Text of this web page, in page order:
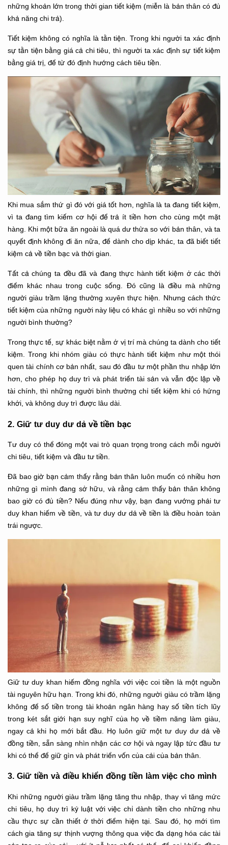
những khoản lớn trong thời gian tiết kiệm (miễn là bản thân có đủ
khả năng chi trả).
Tiết kiệm không có nghĩa là tằn tiện. Trong khi người ta xác định
sự tằn tiện bằng giá cả chi tiêu, thì người ta xác định sự tiết kiệm
bằng giá trị, để từ đó định hướng cách tiêu tiền.
Khi mua sắm thứ gì đó với giá tốt hơn, nghĩa là ta đang tiết kiệm,
vì ta đang tìm kiếm cơ hội để trả ít tiền hơn cho cùng một mặt
hàng. Khi một bữa ăn ngoài là quá dư thừa so với bản thân, và ta
quyết định không đi ăn nữa, để dành cho dịp khác, ta đã biết tiết
kiệm cả về tiền bạc và thời gian.
Tất cả chúng ta đều đã và đang thực hành tiết kiệm ở các thời
điểm khác nhau trong cuộc sống. Đó cũng là điều mà những
người giàu trầm lặng thường xuyên thực hiện. Nhưng cách thức
tiết kiệm của những người này liệu có khác gì nhiều so với những
người bình thường?
Trong thực tế, sự khác biệt nằm ở vị trí mà chúng ta dành cho tiết
kiệm. Trong khi nhóm giàu có thực hành tiết kiệm như một thói
quen tài chính cơ bản nhất, sau đó đầu tư một phần thu nhập lớn
hơn, cho phép họ duy trì và phát triển tài sản và vẫn độc lập về
tài chính, thì những người bình thường chỉ tiết kiệm khi có hứng
khởi, và không duy trì được lâu dài.
2. Giữ tư duy dư dả về tiền bạc
Tư duy có thể đóng một vai trò quan trọng trong cách mỗi người
chi tiêu, tiết kiệm và đầu tư tiền.
Đã bao giờ bạn cảm thấy rằng bản thân luôn muốn có nhiều hơn
những gì mình đang sở hữu, và rằng cảm thấy bản thân không
bao giờ có đủ tiền? Nếu đúng như vậy, bạn đang vướng phải tư
duy khan hiếm về tiền, và tư duy dư dả về tiền là điều hoàn toàn
trái ngược.
Giữ tư duy khan hiếm đồng nghĩa với việc coi tiền là một nguồn
tài nguyên hữu hạn. Trong khi đó, những người giàu có trầm lặng
không để số tiền trong tài khoản ngân hàng hay số tiền tích lũy
trong két sắt giới hạn suy nghĩ của họ về tiềm năng làm giàu,
ngay cả khi họ mới bắt đầu. Họ luôn giữ một tư duy dư dả về
đồng tiền, sẵn sàng nhìn nhận các cơ hội và ngay lập tức đầu tư
khi có thể để giữ gìn và phát triển vốn của cải của bản thân.
3. Giữ tiền và điều khiển đồng tiền làm việc cho mình
Khi những người giàu trầm lặng tăng thu nhập, thay vì tăng mức
chi tiêu, họ duy trì kỷ luật với việc chỉ dành tiền cho những nhu
cầu thực sự cần thiết ở thời điểm hiện tại. Sau đó, họ mới tìm
cách gia tăng sự thịnh vượng thông qua việc đa dạng hóa các tài